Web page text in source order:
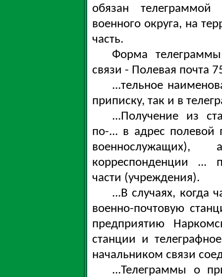
обязан
военного округа, на
часть.
Форма
связи - Полевая почта
...тельное
приписку, так и в
...Получение из
по-... в адрес полевой
корреспонденции ...
части (учреждения).
...В случаях, когда
военно-почтовую
предприятию
станции и
начальником связи
...Телеграммы о